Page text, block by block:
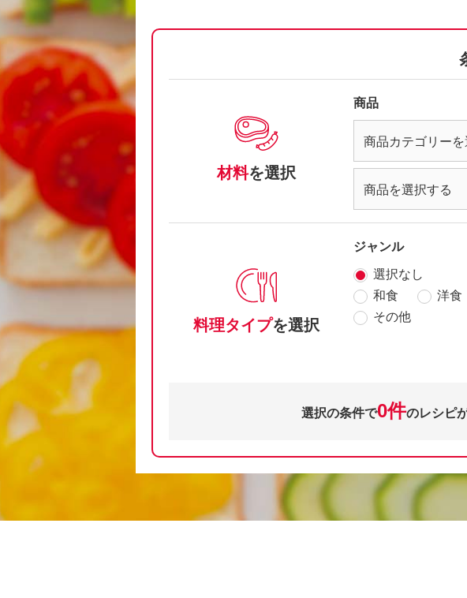
材料を選択
商品
料理タイプを選択
ジャンル
選択なし
和食
洋食
その他
選択の条件で0件のレシピ